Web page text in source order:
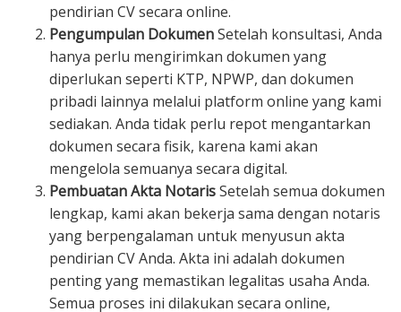
pendirian CV secara online.
Pengumpulan DokumenSetelah konsultasi, Anda
hanya perlu mengirimkan dokumen yang
diperlukan seperti KTP, NPWP, dan dokumen
pribadi lainnya melalui platform online yang kami
sediakan. Anda tidak perlu repot mengantarkan
dokumen secara fisik, karena kami akan
mengelola semuanya secara digital.
Pembuatan Akta NotarisSetelah semua dokumen
lengkap, kami akan bekerja sama dengan notaris
yang berpengalaman untuk menyusun akta
pendirian CV Anda. Akta ini adalah dokumen
penting yang memastikan legalitas usaha Anda.
Semua proses ini dilakukan secara online,